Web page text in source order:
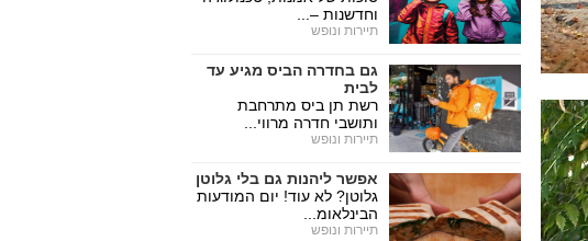
וחדשנות –...
תיירות ונופש
גם בחדרה הביס מגיע עד
לבית
רשת תן ביס מתרחבת
ותושבי חדרה מרווי...
תיירות ונופש
אפשר ליהנות גם בלי גלוטן
גלוטן? לא עוד! יום המודעות
הבינלאומ...
תיירות ונופש